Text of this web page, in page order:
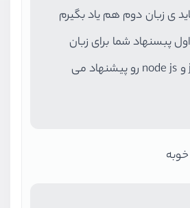
ی زبان دوم هم یاد بگیرم
برای backend اول پبسنهاد شما برای زبان
دوم چیه؟ ایا js و node js رو پیشنهاد می